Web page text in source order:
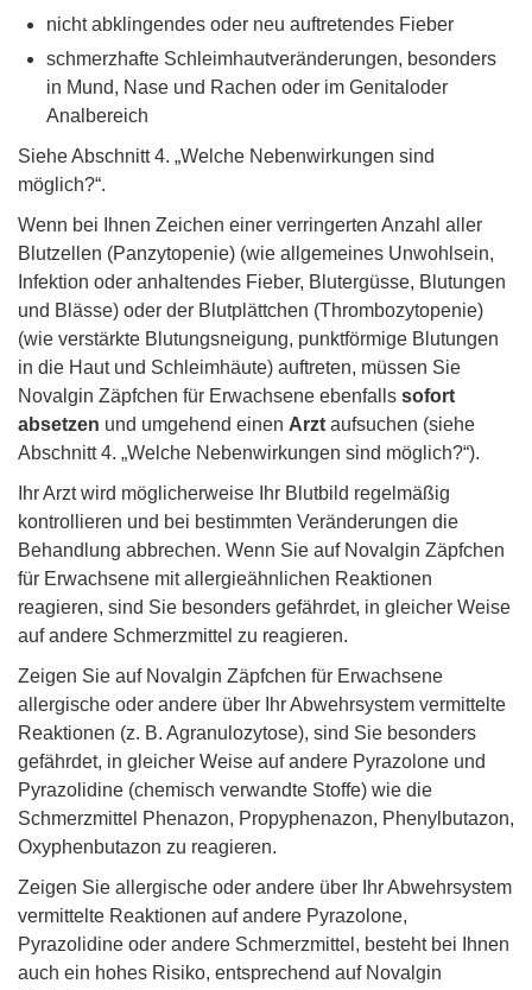
nicht abklingendes oder neu auftretendes Fieber
schmerzhafte Schleimhautveränderungen, besonders
in Mund, Nase und Rachen oder im Genitaloder
Analbereich
Siehe Abschnitt 4. „Welche Nebenwirkungen sind
möglich?“.
Wenn bei Ihnen Zeichen einer verringerten Anzahl aller
Blutzellen (Panzytopenie) (wie allgemeines Unwohlsein,
Infektion oder anhaltendes Fieber, Blutergüsse, Blutungen
und Blässe) oder der Blutplättchen (Thrombozytopenie)
(wie verstärkte Blutungsneigung, punktförmige Blutungen
in die Haut und Schleimhäute) auftreten, müssen Sie
Novalgin Zäpfchen für Erwachsene ebenfalls sofort
absetzen und umgehend einen Arzt aufsuchen (siehe
Abschnitt 4. „Welche Nebenwirkungen sind möglich?“).
Ihr Arzt wird möglicherweise Ihr Blutbild regelmäßig
kontrollieren und bei bestimmten Veränderungen die
Behandlung abbrechen. Wenn Sie auf Novalgin Zäpfchen
für Erwachsene mit allergieähnlichen Reaktionen
reagieren, sind Sie besonders gefährdet, in gleicher Weise
auf andere Schmerzmittel zu reagieren.
Zeigen Sie auf Novalgin Zäpfchen für Erwachsene
allergische oder andere über Ihr Abwehrsystem vermittelte
Reaktionen (z. B. Agranulozytose), sind Sie besonders
gefährdet, in gleicher Weise auf andere Pyrazolone und
Pyrazolidine (chemisch verwandte Stoffe) wie die
Schmerzmittel Phenazon, Propyphenazon, Phenylbutazon,
Oxyphenbutazon zu reagieren.
Zeigen Sie allergische oder andere über Ihr Abwehrsystem
vermittelte Reaktionen auf andere Pyrazolone,
Pyrazolidine oder andere Schmerzmittel, besteht bei Ihnen
auch ein hohes Risiko, entsprechend auf Novalgin